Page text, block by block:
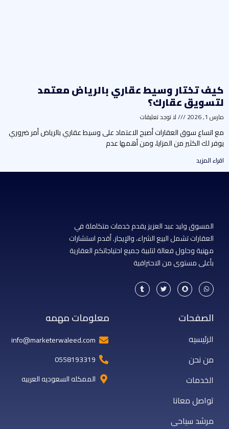
تختار وسيط عقاري بالرياض معتمد
عقارك؟
1, 2026 لا توجد تعليقات
اتساع سوق العقارات أصبح الاعتماد على وسيط عقاري بالرياض أمر ضروري
لك الكثير من المزايا، ومن أهمها عدم
المزيد
المسوق وليد عبد العزيز يقدم خدمات متكاملة في
العقارات تشمل البيع الشراء، والإيجار. أقدم استشارات
مهنية وحلول فعالة لتلبية جميع احتياجاتكم العقارية
بأعلى مستوى من الاحترافية
W
h
a
a
p
S
n
a
h
a
T
w
T
u
m
الصفحات
الرئيسيه
من نحن
الخدمات
تواصل معانا
مرشد سياحى
معلومات مهمه
info@marketerwaleed.com
0558193319
الممكله السعوديه العربيه